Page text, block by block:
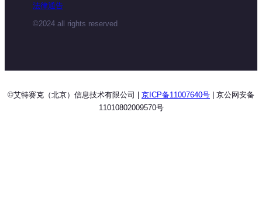
法律通告
©2024 all rights reserved
©艾特赛克（北京）信息技术有限公司 | 京ICP备11007640号 | 京公网安备
11010802009570号